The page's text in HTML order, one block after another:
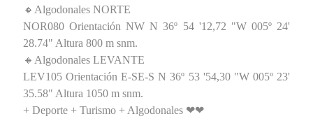
🔸Algodonales NORTE
NOR080 Orientación NW N 36º 54 '12,72 "W 005º 24'
28.74" Altura 800 m snm.
🔸Algodonales LEVANTE
LEV105 Orientación E-SE-S N 36º 53 '54,30 "W 005º 23'
35.58" Altura 1050 m snm.
+ Deporte + Turismo + Algodonales ❤❤